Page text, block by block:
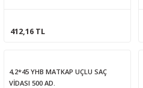
412,16 TL
4,2*45 YHB MATKAP UÇLU SAÇ
VİDASI 500 AD.